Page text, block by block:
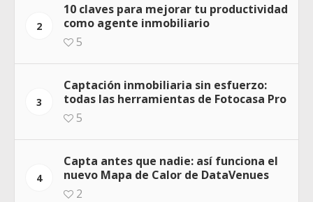
2
10 claves para mejorar tu productividad
como agente inmobiliario
5
3
Captación inmobiliaria sin esfuerzo:
todas las herramientas de Fotocasa Pro
5
4
Capta antes que nadie: así funciona el
nuevo Mapa de Calor de DataVenues
2